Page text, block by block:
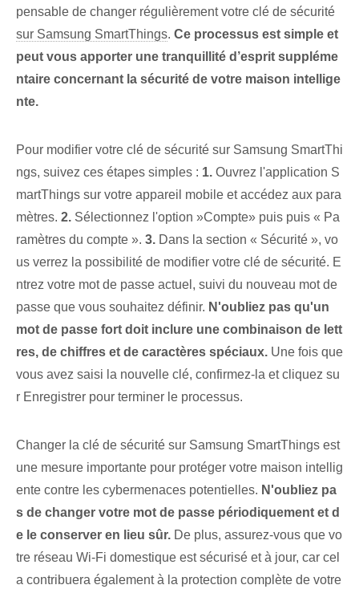
pensable de changer régulièrement votre clé de sécurité
sur Samsung SmartThings.⁢ Ce processus est simple et
peut vous apporter une tranquillité d’esprit suppléme
ntaire concernant la sécurité de votre maison intellige
nte.
Pour ⁤modifier votre clé de sécurité‍ sur Samsung SmartThi
ngs, suivez ⁤ces étapes simples : 1. Ouvrez l'application S
martThings sur votre appareil mobile et accédez aux para
mètres. 2. Sélectionnez l'option ‍»Compte» ⁢puis​ puis « Pa
ramètres du compte ».​ 3. Dans la section « Sécurité », vo
us verrez la possibilité de modifier votre clé de sécurité. E
ntrez votre mot de passe actuel, suivi du nouveau mot de
passe que vous souhaitez définir. N'oubliez pas qu'un
mot de passe fort doit inclure une combinaison de lett
res, de chiffres et de caractères spéciaux. Une fois que
vous avez saisi la nouvelle clé, confirmez-la et cliquez su
r Enregistrer pour terminer le processus.
Changer la clé de sécurité sur Samsung SmartThings est
une mesure importante pour protéger votre maison intellig
ente contre les cybermenaces potentielles.​ N'oubliez pa
s de changer votre mot de passe périodiquement et d
e le conserver en lieu sûr. De plus, assurez-vous que vo
tre réseau Wi-Fi domestique est sécurisé et à jour, car cel
a contribuera également à la protection complète de votre